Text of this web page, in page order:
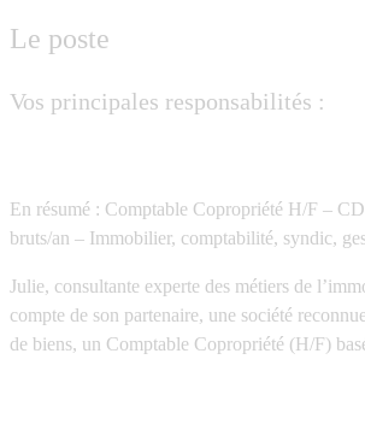
Le poste
Vos principales responsabilités :
En résumé : Comptable Copropriété H/F –
bruts/an – Immobilier, comptabilité, syndic,
Julie, consultante experte des métiers de
compte de son partenaire, une société
de biens, un Comptable Copropriété (H/F)